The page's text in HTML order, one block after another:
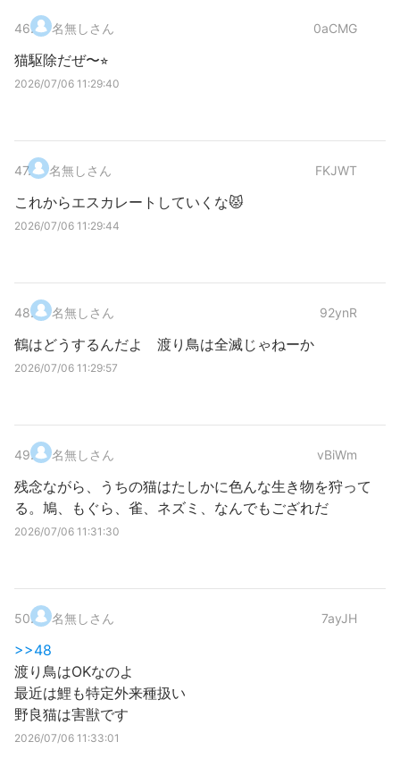
46. 名無しさん 0aCMG
猫駆除だぜ〜⭐︎
2026/07/06 11:29:40
47. 名無しさん FKJWT
これからエスカレートしていくな😾
2026/07/06 11:29:44
48. 名無しさん 92ynR
鶴はどうするんだよ 渡り鳥は全滅じゃねーか
2026/07/06 11:29:57
49. 名無しさん vBiWm
残念ながら、うちの猫はたしかに色んな生き物を狩って
る。鳩、もぐら、雀、ネズミ、なんでもござれだ
2026/07/06 11:31:30
50. 名無しさん 7ayJH
>>48
渡り鳥はOKなのよ
最近は鯉も特定外来種扱い
野良猫は害獣です
2026/07/06 11:33:01